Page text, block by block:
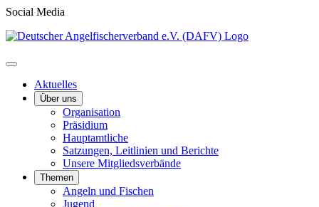
Social Media
Aktuelles
Über uns
Organisation
Präsidium
Hauptamtliche
Satzungen, Leitlinien und Berichte
Unsere Mitgliedsverbände
Themen
Angeln und Fischen
Jugend